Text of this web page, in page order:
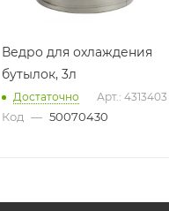
Ведро для охлаждения
бутылок, 3л
Достаточно Арт.: 4313403
Код — 50070430